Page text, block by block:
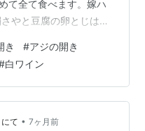
て全て食べます。嫁ハ
やと豆腐の卵とじは、
と大根葉と切り干し大
豆とカリオカ豆の煮
ダ 大根と長芋と海藻の
夏の枝変わり品種) 6個
これで終わりです。あ
き #アジの開き
白ワイン
て • 7ヶ月前